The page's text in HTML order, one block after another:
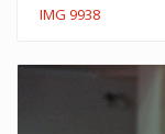
IMG 9938